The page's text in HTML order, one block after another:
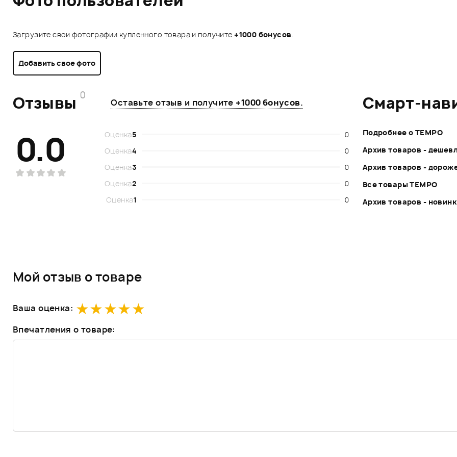
Загрузите свои фотографии купленного товара и получите+1000 бонусов.
Добавить свое фото
Отзывы 0
Оставьте отзыв и получите +1000 бонусов.
0.0 Оценка5
0
Оценка4
0
Оценка3
0
Оценка2
0
Оценка1 0
Смарт-
Подробнее о TEMPO
Архив товаров -
Архив товаров -
Все товары TEMPO
Архив товаров -
Мой отзыв о товаре
Ваша оценка:
Впечатления о товаре: